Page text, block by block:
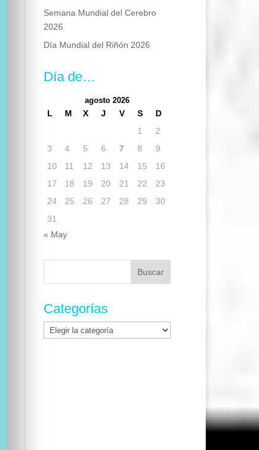
Semana Mundial del Cerebro
2026
Día Mundial del Riñón 2026
Día de…
agosto 2026
L M X J V S
D
1
2
3
4 5 6 7 8
9
10
11 12 13 14 15
16
17
18 19 20 21 22
23
24
25 26 27 28 29
30
31
« May
Buscar:
Categorías
Categorías